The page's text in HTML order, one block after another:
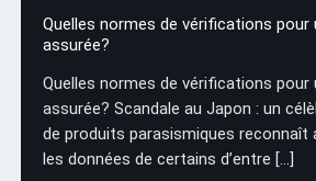
Quelles normes de vérifications pour
assurée?
Quelles normes de vérifications pour
assurée? Scandale au Japon : un
de produits parasismiques reconnaît
les données de certains d’entre […]